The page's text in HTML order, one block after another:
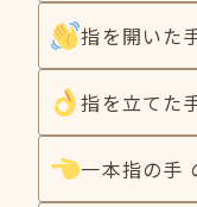
指を開いた
指を立てた
一本指の手